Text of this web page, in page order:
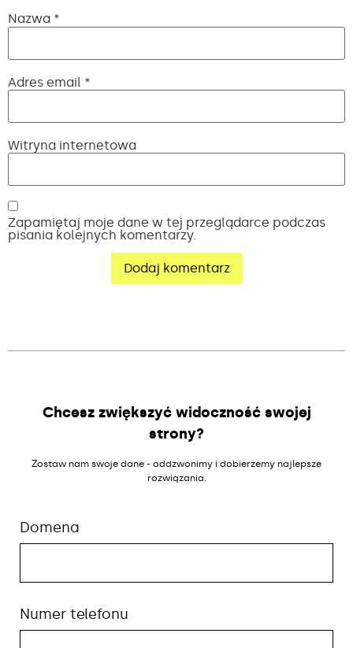
Nazwa *
Adres email *
Witryna internetowa
Zapamiętaj moje dane w tej przeglądarce podczas
pisania kolejnych komentarzy.
Chcesz zwiększyć widoczność swojej
strony?
Zostaw nam swoje dane - oddzwonimy i dobierzemy najlepsze
rozwiązania.
Domena
Numer telefonu